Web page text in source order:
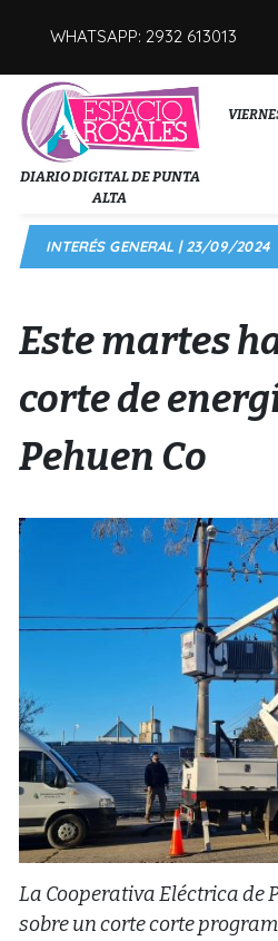
WHATSAPP: 2932 613013
INTERÉS
DEPORTES
DIARIO DIGITAL DE PUNTA
ALTA
INTERÉS GENERAL | 23/09/2024
Este martes
corte de
Pehuen Co
La Cooperativa Eléctrica de
sobre un corte corte